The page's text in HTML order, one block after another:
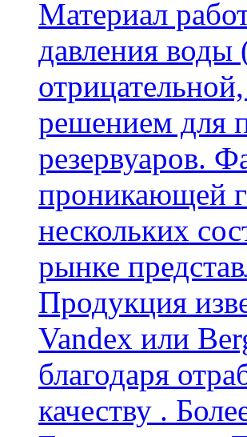
Материал
давления воды
решением для
резервуаров.
проникающей
нескольких
рынке
Продукция
Vandex или
благодаря
качеству .